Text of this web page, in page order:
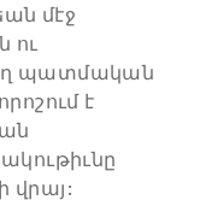
մէջ
ու
պատմական
է
վրայ: